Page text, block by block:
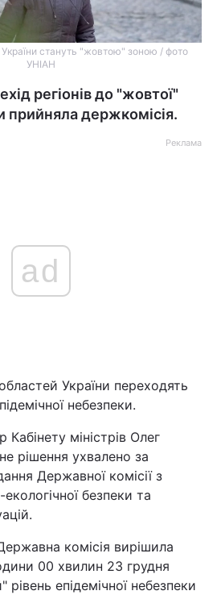
стануть "жовтою" зоною / фото
УНІАН
регіонів до "жовтої"
прийняла держкомісія.
Реклама
ad
України переходять
небезпеки.
Кабінету міністрів Олег
рішення ухвалено за
Державної комісії з
безпеки та
комісія вирішила
00 хвилин 23 грудня
епідемічної небезпеки